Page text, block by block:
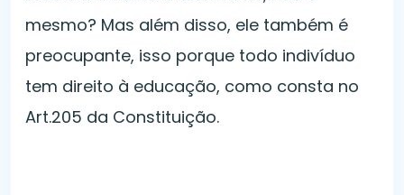
mesmo? Mas além disso, ele também é
preocupante, isso porque todo indivíduo
tem direito à educação, como consta no
Art.205 da Constituição.